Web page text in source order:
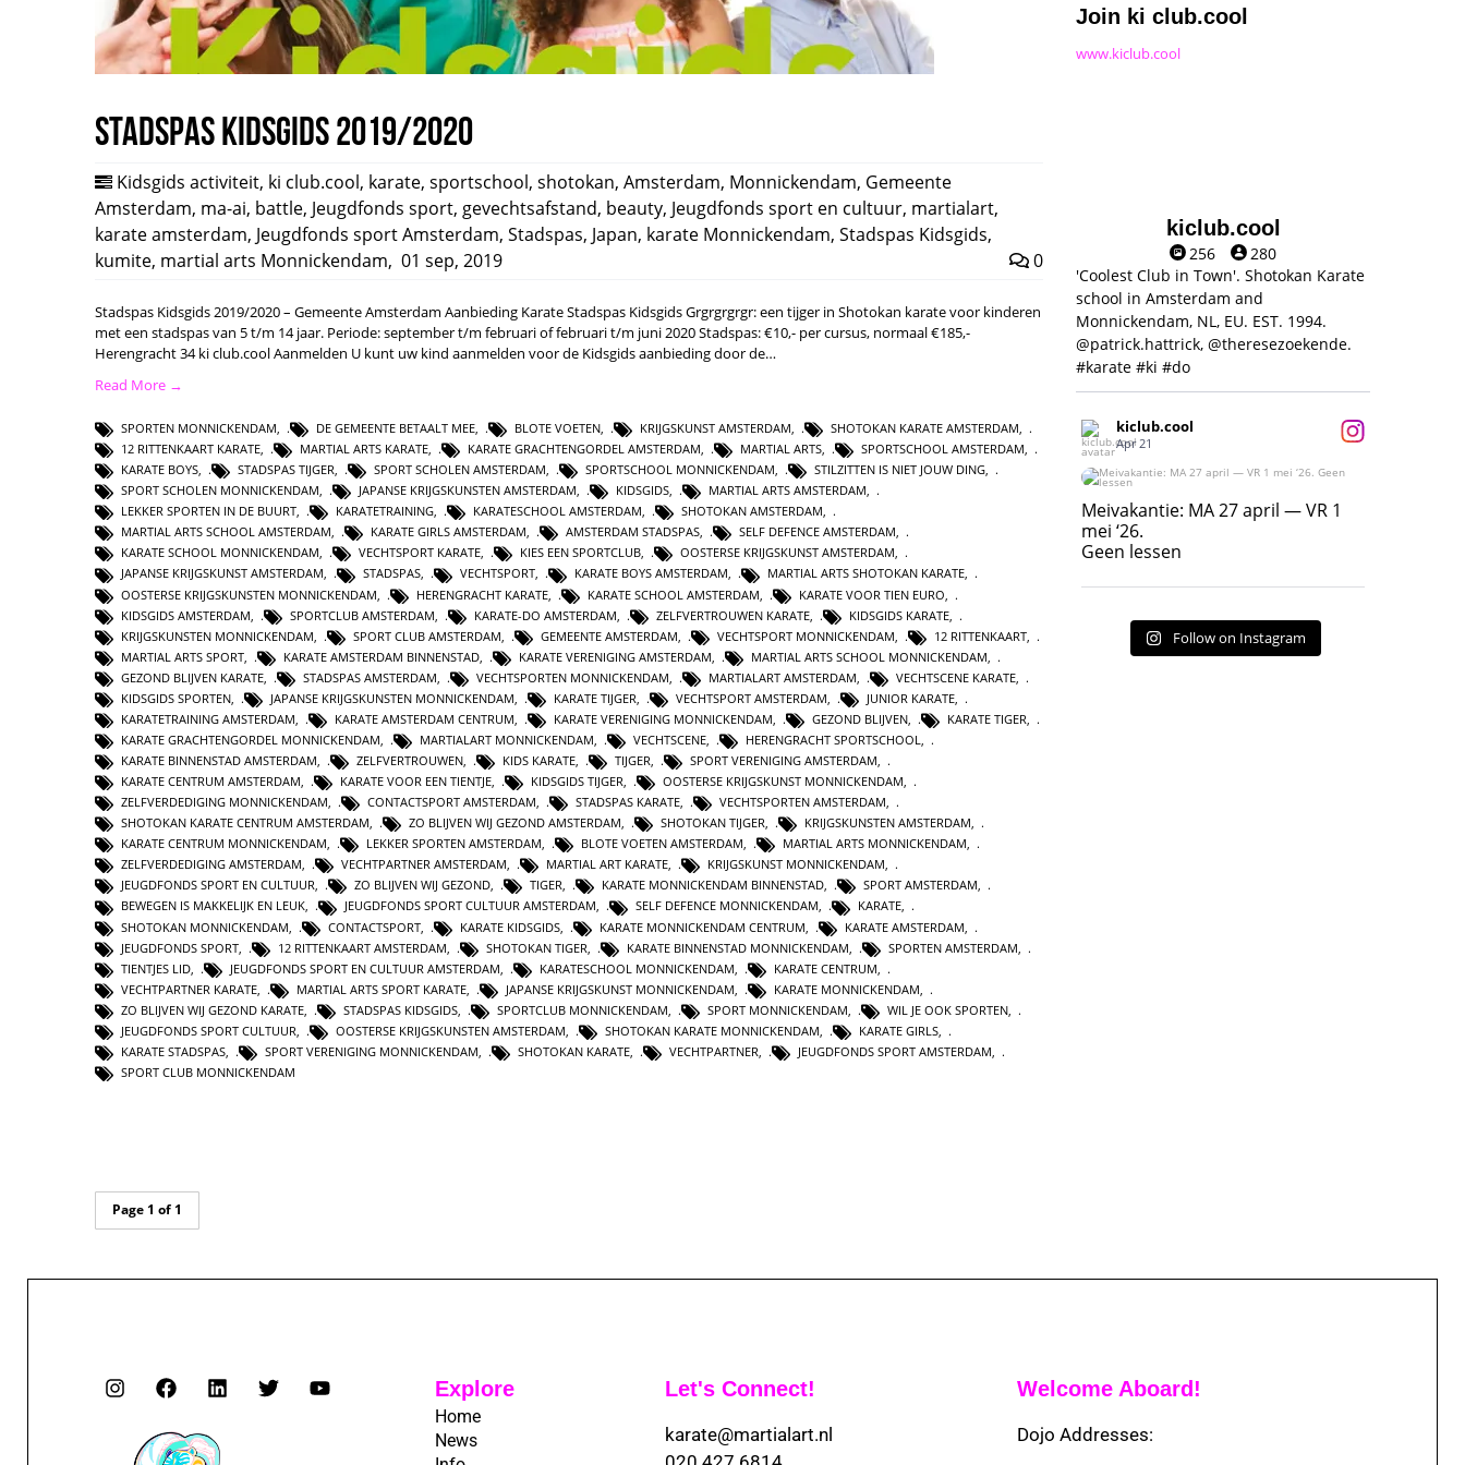
Stadspas Kidsgids 2019/2020
Kidsgids activiteit, ki club.cool, karate, sportschool, shotokan, Amsterdam, Monnickendam, Gemeente
Amsterdam, ma-ai, battle, Jeugdfonds sport, gevechtsafstand, beauty, Jeugdfonds sport en cultuur, martialart,
karate amsterdam, Jeugdfonds sport Amsterdam, Stadspas, Japan, karate Monnickendam, Stadspas Kidsgids,
kumite, martial arts Monnickendam, 01 sep, 2019 0
Stadspas Kidsgids 2019/2020 – Gemeente Amsterdam Aanbieding Karate Stadspas Kidsgids Grgrgrgrgr: een tijger in Shotokan karate voor kinderen
met een stadspas van 5 t/m 14 jaar. Periode: september t/m februari of februari t/m juni 2020 Stadspas: €10,- per cursus, normaal €185,-
Herengracht 34 ki club.cool Aanmelden U kunt uw kind aanmelden voor de Kidsgids aanbieding door de…
Read More →
SPORTEN MONNICKENDAM, DE GEMEENTE BETAALT MEE, BLOTE VOETEN, KRIJGSKUNST AMSTERDAM, SHOTOKAN KARATE AMSTERDAM,
12 RITTENKAART KARATE, MARTIAL ARTS KARATE, KARATE GRACHTENGORDEL AMSTERDAM, MARTIAL ARTS, SPORTSCHOOL AMSTERDAM,
KARATE BOYS, STADSPAS TIJGER, SPORT SCHOLEN AMSTERDAM, SPORTSCHOOL MONNICKENDAM, STILZITTEN IS NIET JOUW DING,
SPORT SCHOLEN MONNICKENDAM, JAPANSE KRIJGSKUNSTEN AMSTERDAM, KIDSGIDS, MARTIAL ARTS AMSTERDAM,
LEKKER SPORTEN IN DE BUURT, KARATETRAINING, KARATESCHOOL AMSTERDAM, SHOTOKAN AMSTERDAM,
MARTIAL ARTS SCHOOL AMSTERDAM, KARATE GIRLS AMSTERDAM, AMSTERDAM STADSPAS, SELF DEFENCE AMSTERDAM,
KARATE SCHOOL MONNICKENDAM, VECHTSPORT KARATE, KIES EEN SPORTCLUB, OOSTERSE KRIJGSKUNST AMSTERDAM,
JAPANSE KRIJGSKUNST AMSTERDAM, STADSPAS, VECHTSPORT, KARATE BOYS AMSTERDAM, MARTIAL ARTS SHOTOKAN KARATE,
OOSTERSE KRIJGSKUNSTEN MONNICKENDAM
HERENGRACHT KARATE KARATE SCHOOL AMSTERDAM KARATE VOOR TIEN EURO
KIDSGIDS AMSTERDAM
SPORTCLUB AMSTERDAM KARATE-DO AMSTERDAM ZELFVERTROUWEN KARATE KIDSGIDS KARATE
KRIJGSKUNSTEN MONNICKENDAM
SPORT CLUB AMSTERDAM GEMEENTE AMSTERDAM VECHTSPORT MONNICKENDAM 12 RITTENKAART
MARTIAL ARTS SPORT
KARATE AMSTERDAM BINNENSTAD KARATE VERENIGING AMSTERDAM MARTIAL ARTS SCHOOL MONNICKENDAM
GEZOND BLIJVEN KARATE
STADSPAS AMSTERDAM VECHTSPORTEN MONNICKENDAM MARTIALART AMSTERDAM VECHTSCENE KARATE
KIDSGIDS SPORTEN
JAPANSE KRIJGSKUNSTEN MONNICKENDAM KARATE TIJGER VECHTSPORT AMSTERDAM JUNIOR KARATE
KARATETRAINING AMSTERDAM
KARATE AMSTERDAM CENTRUM KARATE VERENIGING MONNICKENDAM GEZOND BLIJVEN KARATE TIGER
KARATE GRACHTENGORDEL MONNICKENDAM
MARTIALART MONNICKENDAM VECHTSCENE HERENGRACHT SPORTSCHOOL
KARATE BINNENSTAD AMSTERDAM, ZELFVERTROUWEN, KIDS KARATE, TIJGER, SPORT VERENIGING AMSTERDAM,
KARATE CENTRUM AMSTERDAM, KARATE VOOR EEN TIENTJE, KIDSGIDS TIJGER, OOSTERSE KRIJGSKUNST MONNICKENDAM,
ZELFVERDEDIGING MONNICKENDAM, CONTACTSPORT AMSTERDAM, STADSPAS KARATE, VECHTSPORTEN AMSTERDAM,
SHOTOKAN KARATE CENTRUM AMSTERDAM, ZO BLIJVEN WIJ GEZOND AMSTERDAM, SHOTOKAN TIJGER, KRIJGSKUNSTEN AMSTERDAM,
KARATE CENTRUM MONNICKENDAM, LEKKER SPORTEN AMSTERDAM, BLOTE VOETEN AMSTERDAM, MARTIAL ARTS MONNICKENDAM,
ZELFVERDEDIGING AMSTERDAM, VECHTPARTNER AMSTERDAM, MARTIAL ART KARATE, KRIJGSKUNST MONNICKENDAM,
JEUGDFONDS SPORT EN CULTUUR, ZO BLIJVEN WIJ GEZOND, TIGER, KARATE MONNICKENDAM BINNENSTAD, SPORT AMSTERDAM,
BEWEGEN IS MAKKELIJK EN LEUK, JEUGDFONDS SPORT CULTUUR AMSTERDAM, SELF DEFENCE MONNICKENDAM, KARATE,
SHOTOKAN MONNICKENDAM
CONTACTSPORT KARATE KIDSGIDS KARATE MONNICKENDAM CENTRUM KARATE AMSTERDAM
JEUGDFONDS SPORT
12 RITTENKAART AMSTERDAM SHOTOKAN TIGER KARATE BINNENSTAD MONNICKENDAM SPORTEN AMSTERDAM
TIENTJES LID
JEUGDFONDS SPORT EN CULTUUR AMSTERDAM KARATESCHOOL MONNICKENDAM KARATE CENTRUM
VECHTPARTNER KARATE
MARTIAL ARTS SPORT KARATE JAPANSE KRIJGSKUNST MONNICKENDAM KARATE MONNICKENDAM
ZO BLIJVEN WIJ GEZOND KARATE
STADSPAS KIDSGIDS SPORTCLUB MONNICKENDAM SPORT MONNICKENDAM WIL JE OOK SPORTEN
JEUGDFONDS SPORT CULTUUR
OOSTERSE KRIJGSKUNSTEN AMSTERDAM SHOTOKAN KARATE MONNICKENDAM KARATE GIRLS
KARATE STADSPAS
SPORT VERENIGING MONNICKENDAM SHOTOKAN KARATE VECHTPARTNER JEUGDFONDS SPORT AMSTERDAM
SPORT CLUB MONNICKENDAM
Page 1 of 1
Join ki club.cool
www.kiclub.cool
kiclub.cool
256
280
'Coolest Club in Town'. Shotokan Karate
school in Amsterdam and
Monnickendam, NL, EU. EST. 1994.
@patrick.hattrick, @theresezoekende.
#karate #ki #do
kiclub.cool
Apr 21
Meivakantie: MA 27 april — VR 1 mei ‘26.
Geen lessen
17
Meivakantie: MA 27 april — VR 1
mei ‘26.
Geen lessen
Follow on Instagram
Explore
Home
News
Let's Connect!
karate@martialart.nl
Welcome Aboard!
Dojo Addresses: